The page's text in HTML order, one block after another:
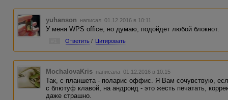
yuhanson написал 01.12.2016 в 10:11
У меня WPS office, но думаю, подойдет любой блокнот.
Ответить / Цитировать
MochalovaKris написала 01.12.2016 в 10:15
Так, с планшета - поларис оффис. Я Вам сочувствую,
с блютуф клавой, на андроид - это жесть печатать,
даже страшно.